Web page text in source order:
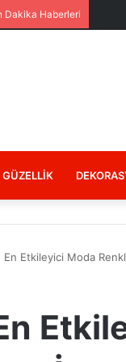
Dakika Haberleri
GÜZELLIK
En Etkileyici Moda